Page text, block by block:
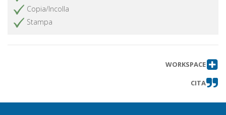
Copia/Incolla
Stampa
WORKSPACE
CITA